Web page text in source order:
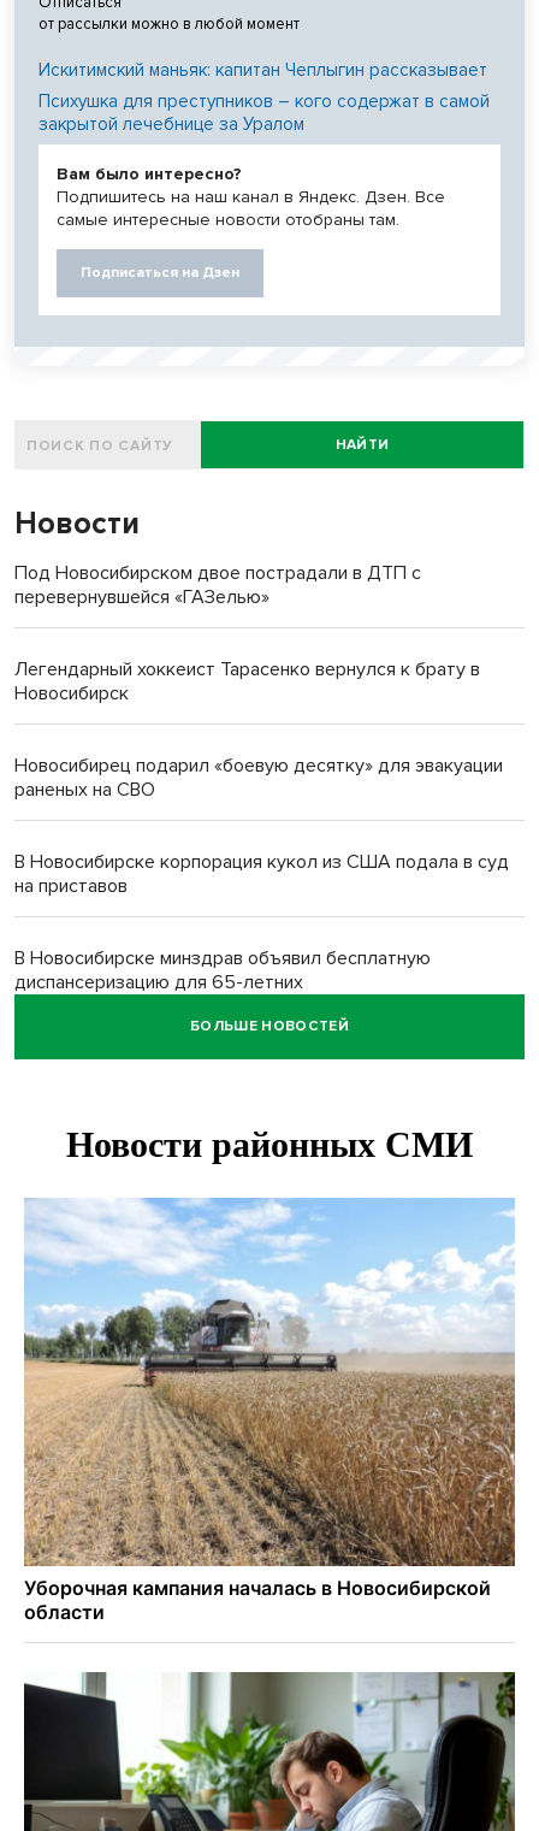
от рассылки можно в любой момент
Искитимский маньяк: капитан Чеплыгин рассказывает
Психушка для преступников – кого содержат в самой
закрытой лечебнице за Уралом
Вам было интересно?
Подпишитесь на наш канал в Яндекс. Дзен. Все
самые интересные новости отобраны там.
Подписаться на Дзен
НАЙТИ
Новости
Под Новосибирском двое пострадали в ДТП с
перевернувшейся «ГАЗелью»
Легендарный хоккеист Тарасенко вернулся к брату в
Новосибирск
Новосибирец подарил «боевую десятку» для эвакуации
раненых на СВО
В Новосибирске корпорация кукол из США подала в суд
на приставов
В Новосибирске минздрав объявил бесплатную
диспансеризацию для 65-летних
В Новосибирске врачи прооперировали 25 тысяч
Знаменитый орангутан Бату отметил юбилей в
Новосибирские хирурги спасли сердце восьмиклассницы
с донорским клапаном
Более тысячи новосибирцев открыли День
физкультурника на набережной
БОЛЬШЕ НОВОСТЕЙ